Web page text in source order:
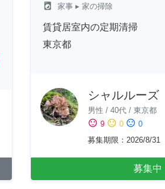
local_laundry_service 家事▸ 家の掃除
賃貸居室内の定期清掃
東京都
シャルルーズ
男性 / 40代/ 東京都
sentiment_satisfied 9 sentiment_neutral 0 sentiment_dissatisfied 0
募集期限 ： 2026/8/31
募集中